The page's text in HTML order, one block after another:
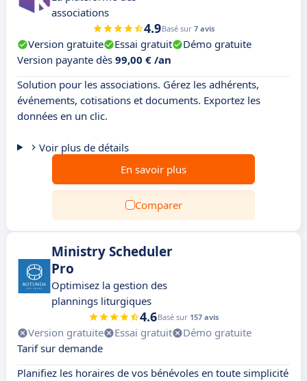
associations
4.9Basé sur 7 avis
Version gratuite Essai gratuit
Démo gratuite
Version payante dès 99,00 € /an
Solution pour les associations. Gérez les adhérents,
événements, cotisations et documents. Exportez les
données en un clic.
Voir plus de détails
En savoir plus
Comparer
Ministry Scheduler
Pro
Optimisez la gestion des
plannings liturgiques
4.6Basé sur 157 avis
Version gratuite Essai gratuit
Démo gratuite
Tarif sur demande
Planifiez les horaires de vos bénévoles en toute simplicité